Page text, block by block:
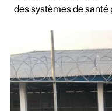
des systèmes de santé